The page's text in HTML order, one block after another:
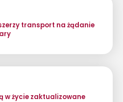
transport na żądanie
w życie zaktualizowane